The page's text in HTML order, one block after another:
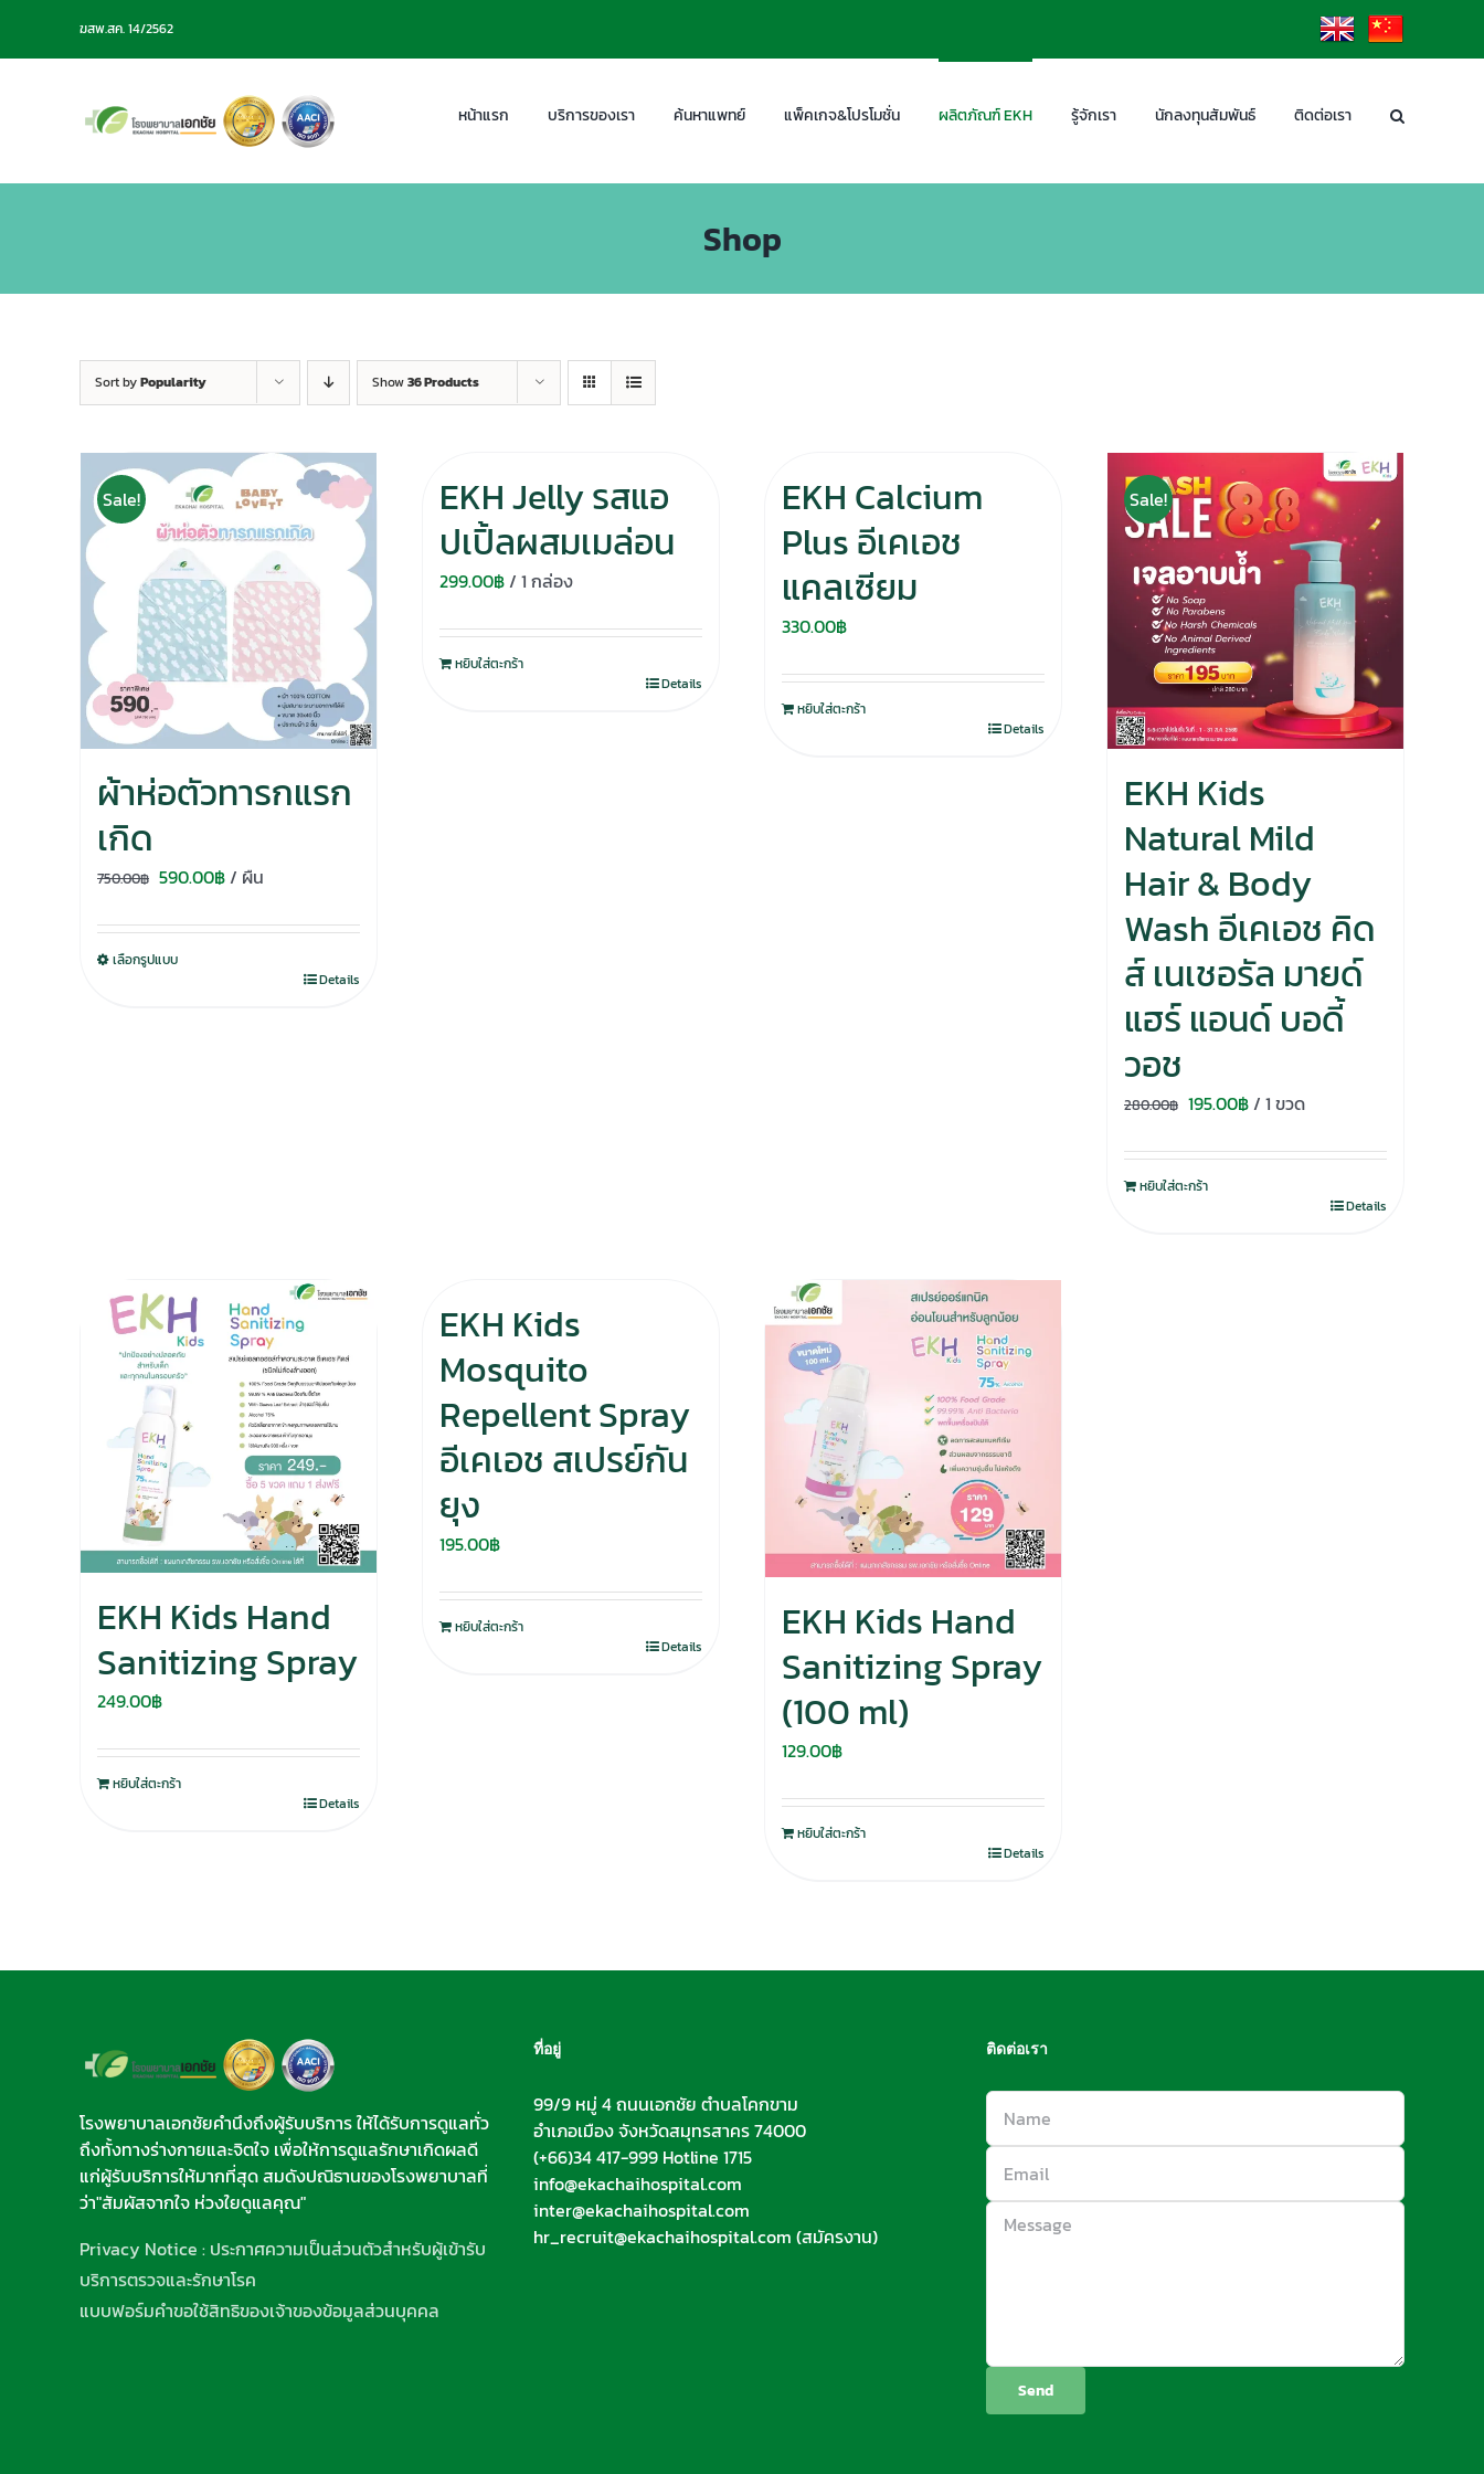
ฆสพ.สค. 14/2562 EN CN
หน้าแรก บริการของเรา ค้นหาแพทย์ แพ็คเกจ&โปรโมชั่น ผลิตภัณฑ์ EKH รู้จักเรา นักลงทุนสัมพันธ์ ติดต่อเรา
Shop
Sort byPopularity Show36 Products
Sale!
ผ้าห่อตัวทารกแรก
เกิด
750.00฿ Original
was:
750.00฿.
590.00฿Current
is:
/ ผืน
เลือกรูปแบบ
Details
EKH Jelly รสแอ
ปเปิ้ลผสมเมล่อน
299.00฿/ 1 กล่อง
หยิบใส่ตะกร้า
Details
EKH Calcium
Plus อีเคเอช
แคลเซียม
330.00฿
หยิบใส่ตะกร้า
Details
Sale!
EKH Kids
Natural Mild
Hair & Body
Wash อีเคเอช คิด
ส์ เนเชอรัล มายด์
แฮร์ แอนด์ บอดี้
วอช
280.00฿ Original
was:
280.00฿.
195.00฿Current
is:
/ 1 ขวด
หยิบใส่ตะกร้า
Details
EKH Kids Hand
Sanitizing Spray
249.00฿
หยิบใส่ตะกร้า
Details
EKH Kids
Mosquito
Repellent Spray
อีเคเอช สเปรย์กัน
ยุง
195.00฿
หยิบใส่ตะกร้า
Details
EKH Kids Hand
Sanitizing Spray
(100 ml)
129.00฿
หยิบใส่ตะกร้า
Details
โรงพยาบาลเอกชัยคำนึงถึงผู้รับบริการ ให้ได้รับการดูแลทั่ว
ถึงทั้งทางร่างกายและจิตใจ เพื่อให้การดูแลรักษาเกิดผลดี
แก่ผู้รับบริการให้มากที่สุด สมดังปณิธานของโรงพยาบาลที่
ว่า"สัมผัสจากใจ ห่วงใยดูแลคุณ"
Privacy Notice : ประกาศความเป็นส่วนตัวสำหรับผู้เข้ารับ
บริการตรวจและรักษาโรค
แบบฟอร์มคำขอใช้สิทธิของเจ้าของข้อมูลส่วนบุคคล
ที่อยู่
99/9 หมู่ 4 ถนนเอกชัย ตำบลโคกขาม
อำเภอเมือง จังหวัดสมุทรสาคร 74000
(+66)34 417-999 Hotline 1715
info@ekachaihospital.com
inter@ekachaihospital.com
hr_recruit@ekachaihospital.com (สมัครงาน)
ติดต่อเรา